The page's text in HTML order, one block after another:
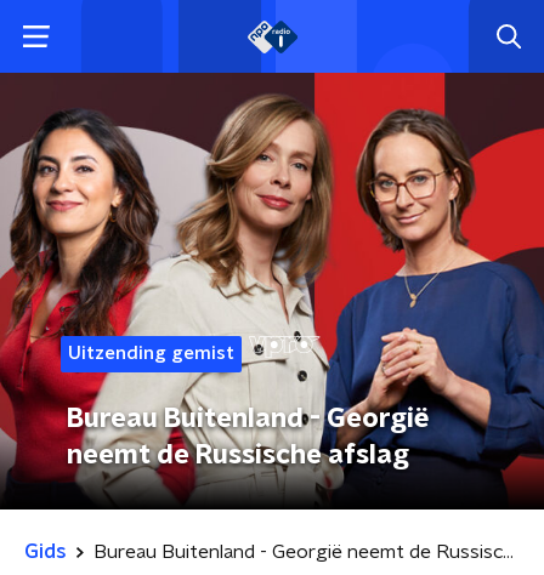
Uitzending gemist
Bureau Buitenland - Georgië
neemt de Russische afslag
Gids Bureau Buitenland - Georgië neemt de Russische afslag